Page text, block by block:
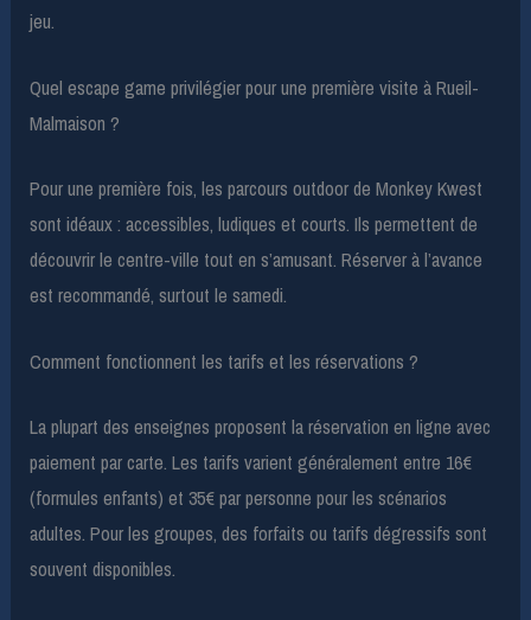
jeu.
Quel escape game privilégier pour une première visite à Rueil-
Malmaison ?
Pour une première fois, les parcours outdoor de Monkey Kwest
sont idéaux : accessibles, ludiques et courts. Ils permettent de
découvrir le centre-ville tout en s’amusant. Réserver à l’avance
est recommandé, surtout le samedi.
Comment fonctionnent les tarifs et les réservations ?
La plupart des enseignes proposent la réservation en ligne avec
paiement par carte. Les tarifs varient généralement entre 16€
(formules enfants) et 35€ par personne pour les scénarios
adultes. Pour les groupes, des forfaits ou tarifs dégressifs sont
souvent disponibles.